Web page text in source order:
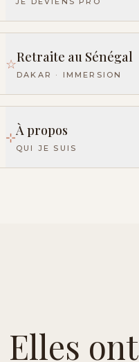
☆Retraite au Sénégal
DAKAR · IMMERSION
⊹À propos
QUI JE SUIS
Elles ont